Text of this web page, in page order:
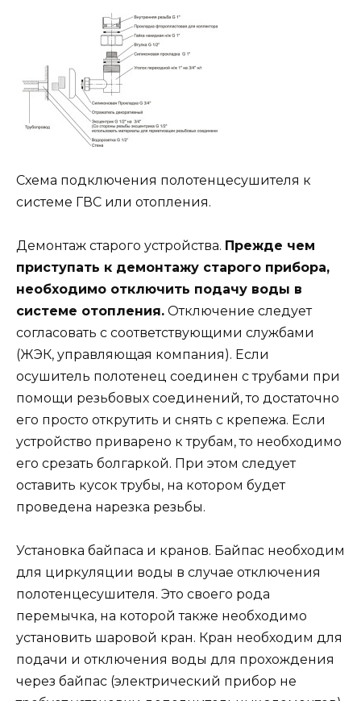
Схема подключения полотенцесушителя к
системе ГВС или отопления.
Демонтаж старого устройства. Прежде чем
приступать к демонтажу старого прибора,
необходимо отключить подачу воды в
системе отопления. Отключение следует
согласовать с соответствующими службами
(ЖЭК, управляющая компания). Если
осушитель полотенец соединен с трубами при
помощи резьбовых соединений, то достаточно
его просто открутить и снять с крепежа. Если
устройство приварено к трубам, то необходимо
его срезать болгаркой. При этом следует
оставить кусок трубы, на котором будет
проведена нарезка резьбы.
Установка байпаса и кранов. Байпас необходим
для циркуляции воды в случае отключения
полотенцесушителя. Это своего рода
перемычка, на которой также необходимо
установить шаровой кран. Кран необходим для
подачи и отключения воды для прохождения
через байпас (электрический прибор не